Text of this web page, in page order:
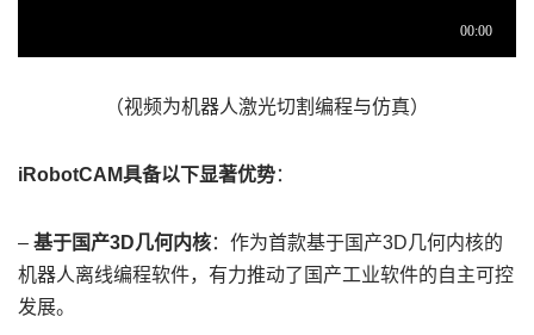
（视频为机器人激光切割编程与仿真）
iRobotCAM具备以下显著优势：
– 基于国产3D几何内核：作为首款基于国产3D几何内核的
机器人离线编程软件，有力推动了国产工业软件的自主可控
发展。